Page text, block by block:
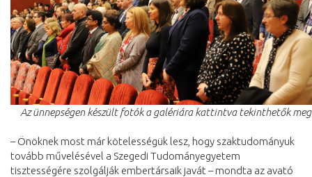
Az ünnepségen készült fotók a galériára kattintva tekinthetők
– Önöknek most már kötelességük lesz, hogy szaktudományuk
tovább művelésével a Szegedi Tudományegyetem
tisztességére szolgálják embertársaik javát – mondta az avató